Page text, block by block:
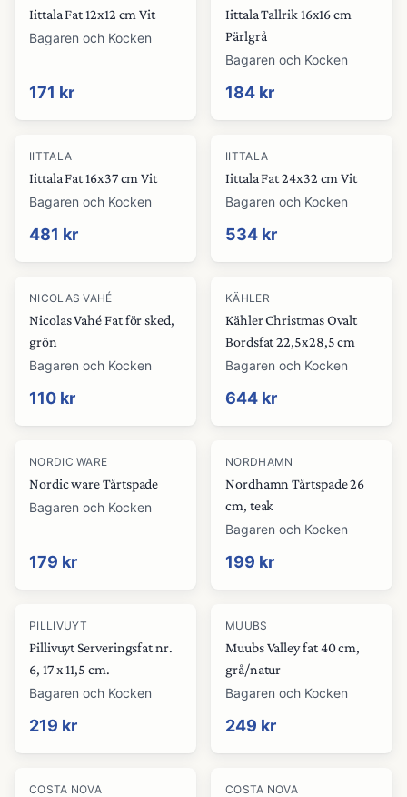
Iittala Fat 12x12 cm Vit
Bagaren och Kocken
171 kr
Iittala Tallrik 16x16 cm
Pärlgrå
Bagaren och Kocken
184 kr
IITTALA
Iittala Fat 16x37 cm Vit
Bagaren och Kocken
481 kr
IITTALA
Iittala Fat 24x32 cm Vit
Bagaren och Kocken
534 kr
NICOLAS VAHÉ
Nicolas Vahé Fat för sked,
grön
Bagaren och Kocken
110 kr
KÄHLER
Kähler Christmas Ovalt
Bordsfat 22,5x28,5 cm
Bagaren och Kocken
644 kr
NORDIC WARE
Nordic ware Tårtspade
Bagaren och Kocken
179 kr
NORDHAMN
Nordhamn Tårtspade 26
cm, teak
Bagaren och Kocken
199 kr
PILLIVUYT
Pillivuyt Serveringsfat nr.
6, 17 x 11,5 cm.
Bagaren och Kocken
219 kr
MUUBS
Muubs Valley fat 40 cm,
grå/natur
Bagaren och Kocken
249 kr
COSTA NOVA COSTA NOVA